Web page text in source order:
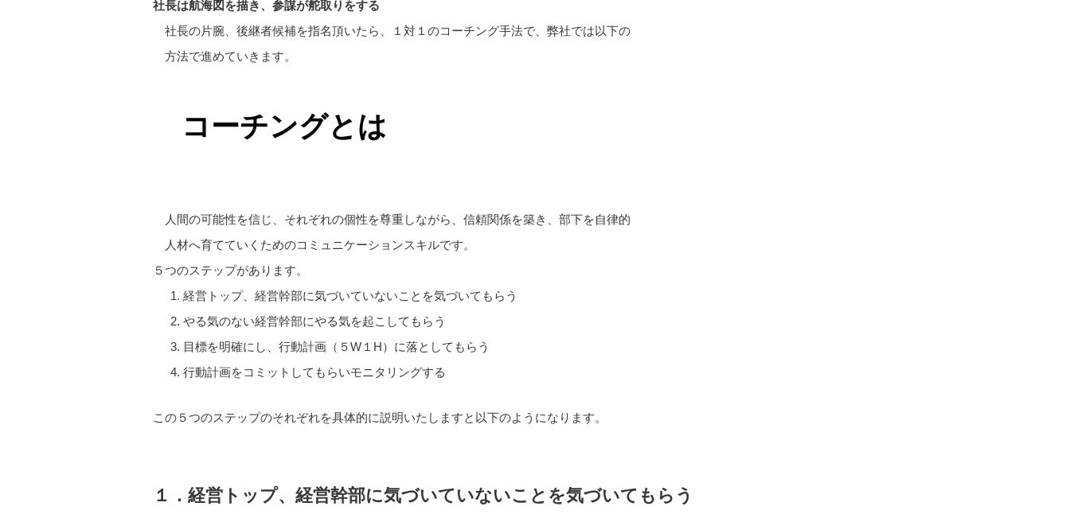
社長は航海図を描き、参謀が舵取りをする
社長の片腕、後継者候補を指名頂いたら、１対１のコーチング手法で、弊社では以下の
方法で進めていきます。
コーチングとは
人間の可能性を信じ、それぞれの個性を尊重しながら、信頼関係を築き、部下を自律的
人材へ育てていくためのコミュニケーションスキルです。
５つのステップがあります。
経営トップ、経営幹部に気づいていないことを気づいてもらう
やる気のない経営幹部にやる気を起こしてもらう
目標を明確にし、行動計画（５W１H）に落としてもらう
行動計画をコミットしてもらいモニタリングする
この５つのステップのそれぞれを具体的に説明いたしますと以下のようになります。
１．経営トップ、経営幹部に気づいていないことを気づいてもらう